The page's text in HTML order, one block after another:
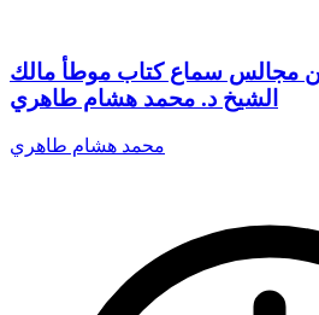
مجالس سماع كتاب موطأ مالك
الشيخ د. محمد هشام طاهري
محمد هشام طاهري